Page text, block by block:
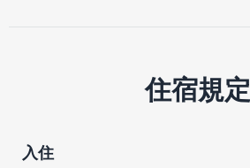
住宿規定
入住